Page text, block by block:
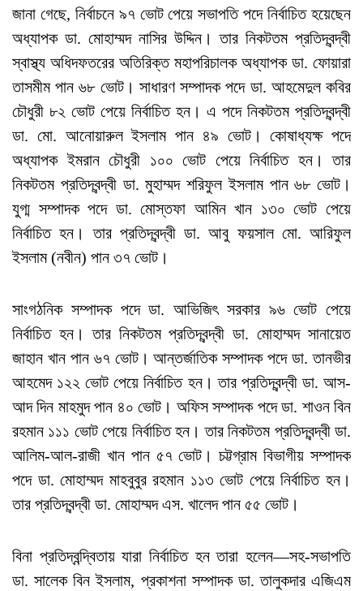
জানা গেছে, নির্বাচনে ৯৭ ভোট পেয়ে সভাপতি পদে নির্বাচিত হয়েছেন
অধ্যাপক ডা. মোহাম্মদ নাসির উদ্দিন। তার নিকটতম প্রতিদ্বন্দ্বী
স্বাস্থ্য অধিদফতরের অতিরিক্ত মহাপরিচালক অধ্যাপক ডা. ফোয়ারা
তাসমীম পান ৬৮ ভোট। সাধারণ সম্পাদক পদে ডা. আহমেদুল কবির
চৌধুরী ৮২ ভোট পেয়ে নির্বাচিত হন। এ পদে নিকটতম প্রতিদ্বন্দ্বী
ডা. মো. আনোয়ারুল ইসলাম পান ৪৯ ভোট। কোষাধ্যক্ষ পদে
অধ্যাপক ইমরান চৌধুরী ১০০ ভোট পেয়ে নির্বাচিত হন। তার
নিকটতম প্রতিদ্বন্দ্বী ডা. মুহাম্মদ শরিফুল ইসলাম পান ৬৮ ভোট।
যুগ্ম সম্পাদক পদে ডা. মোস্তফা আমিন খান ১৩০ ভোট পেয়ে
নির্বাচিত হন। তার প্রতিদ্বন্দ্বী ডা. আবু ফয়সাল মো. আরিফুল
ইসলাম (নবীন) পান ৩৭ ভোট।
সাংগঠনিক সম্পাদক পদে ডা. আভিজিৎ সরকার ৯৬ ভোট পেয়ে
নির্বাচিত হন। তার নিকটতম প্রতিদ্বন্দ্বী ডা. মোহাম্মদ সানায়েত
জাহান খান পান ৬৭ ভোট। আন্তর্জাতিক সম্পাদক পদে ডা. তানভীর
আহমেদ ১২২ ভোট পেয়ে নির্বাচিত হন। তার প্রতিদ্বন্দ্বী ডা. আস-
আদ দিন মাহমুদ পান ৪০ ভোট। অফিস সম্পাদক পদে ডা. শাওন বিন
রহমান ১১১ ভোট পেয়ে নির্বাচিত হন। তার নিকটতম প্রতিদ্বন্দ্বী ডা.
আলিম-আল-রাজী খান পান ৫৭ ভোট। চট্টগ্রাম বিভাগীয় সম্পাদক
পদে ডা. মোহাম্মদ মাহবুবুর রহমান ১১৩ ভোট পেয়ে নির্বাচিত হন।
তার প্রতিদ্বন্দ্বী ডা. মোহাম্মদ এস. খালেদ পান ৫৫ ভোট।
বিনা প্রতিদ্বন্দ্বিতায় যারা নির্বাচিত হন তারা হলেন—সহ-সভাপতি
ডা. সালেক বিন ইসলাম, প্রকাশনা সম্পাদক ডা. তালুকদার এজিএম